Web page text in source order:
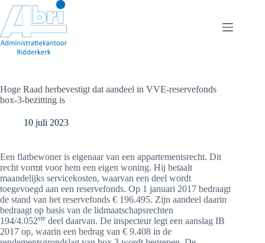
naar
de
inhoud
Hoge Raad herbevestigt dat aandeel in VVE-reservefonds
box-3-bezitting is
10 juli 2023
Een flatbewoner is eigenaar van een appartementsrecht. Dit
recht vormt voor hem een eigen woning. Hij betaalt
maandelijks servicekosten, waarvan een deel wordt
toegevoegd aan een reservefonds. Op 1 januari 2017 bedraagt
de stand van het reservefonds € 196.495. Zijn aandeel daarin
bedraagt op basis van de lidmaatschapsrechten
194/4.052ste deel daarvan. De inspecteur legt een aanslag IB
2017 op, waarin een bedrag van € 9.408 in de